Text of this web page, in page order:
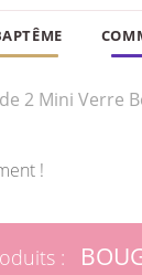
2 Mini Verre
!
: